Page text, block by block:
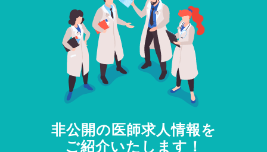
非公開の医師求人情報を
ご紹介いたします！